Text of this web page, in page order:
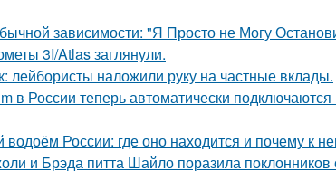
зависимости: "Я Просто не Могу
3I/Atlas заглянули.
лейбористы наложили руку на частные вклады.
в России теперь автоматически
России: где оно находится и почему к
и Брэда питта Шайло поразила поклонников